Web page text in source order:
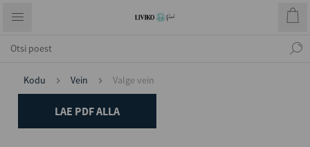
Kodu Vein Valge vein
LAE PDF ALLA